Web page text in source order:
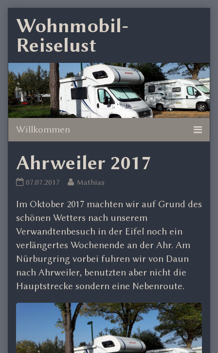
content
Wohnmobil-
Reiselust
Ahrweiler 2017
Ahrweiler
published
on
07.07.2017
Read
posts
by
author
of
Ahrweiler
2017,
Mathias
Im Oktober 2017 machten wir auf Grund des
schönen Wetters nach unserem
Verwandtenbesuch in der Eifel noch ein
verlängertes Wochenende an der Ahr. Am
Nürburgring vorbei fuhren wir von Daun
nach Ahrweiler, benutzten aber nicht die
Hauptstrecke sondern eine Nebenroute.